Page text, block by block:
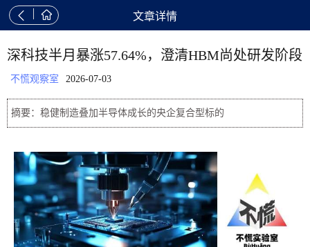
  文章详情
深科技半月暴涨57.64%，澄清HBM尚处研发阶段
不慌观察室 2026-07-03
摘要：稳健制造叠加半导体成长的央企复合型标的